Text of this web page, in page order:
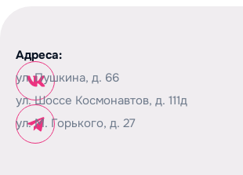
Адреса:
ул. Пушкина, д. 66
ул. Шоссе Космонавтов, д. 111д
ул. М. Горького, д. 27